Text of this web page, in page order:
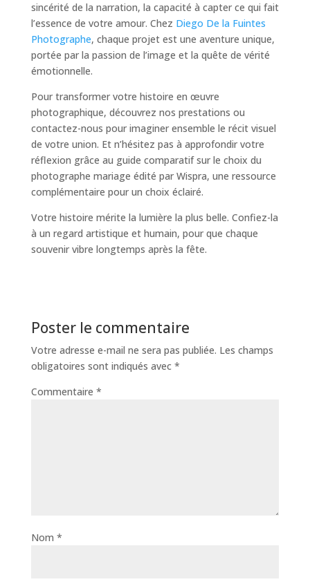
sincérité de la narration, la capacité à capter ce qui fait
l’essence de votre amour. Chez Diego De la Fuintes
Photographe, chaque projet est une aventure unique,
portée par la passion de l’image et la quête de vérité
émotionnelle.
Pour transformer votre histoire en œuvre
photographique, découvrez nos prestations ou
contactez-nous pour imaginer ensemble le récit visuel
de votre union. Et n’hésitez pas à approfondir votre
réflexion grâce au guide comparatif sur le choix du
photographe mariage édité par Wispra, une ressource
complémentaire pour un choix éclairé.
Votre histoire mérite la lumière la plus belle. Confiez-la
à un regard artistique et humain, pour que chaque
souvenir vibre longtemps après la fête.
Poster le commentaire
Votre adresse e-mail ne sera pas publiée. Les champs
obligatoires sont indiqués avec *
Commentaire *
Nom *